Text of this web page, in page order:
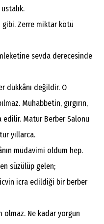
Zerre miktar kötü
sevda derecesinde
değildir. O
Muhabbetin, gırgırın,
edilir. Matur Berber Salonu
yıllarca.
müdavimi oldum hep.
süzülüp gelen;
icra edildiği bir berber
Ne kadar yorgun